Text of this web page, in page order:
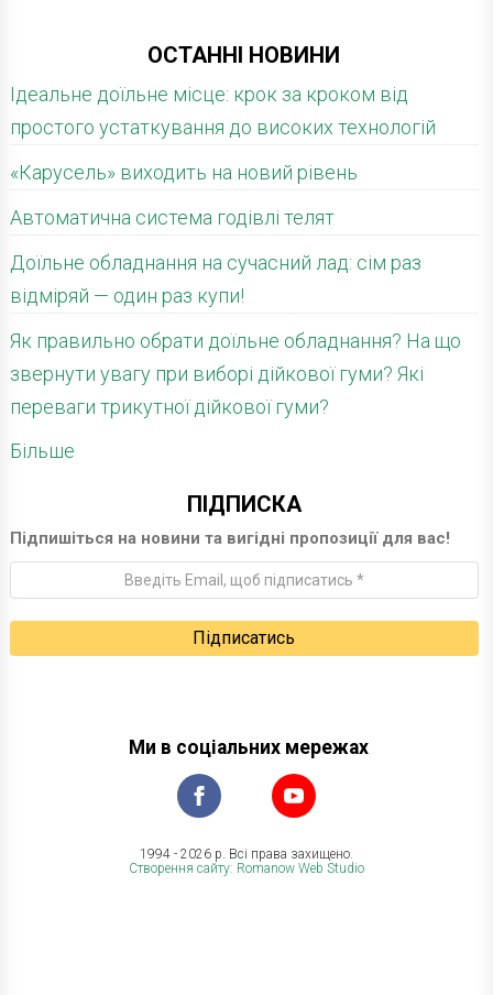
ОСТАННІ НОВИНИ
Ідеальне доїльне місце: крок за кроком від
простого устаткування до високих технологій
«Карусель» виходить на новий рівень
Автоматична система годівлі телят
Доїльне обладнання на сучасний лад: сім раз
відміряй — один раз купи!
Як правильно обрати доїльне обладнання? На що
звернути увагу при виборі дійкової гуми? Які
переваги трикутної дійкової гуми?
Більше
ПІДПИСКА
Підпишіться на новини та вигідні пропозиції для вас!
Ми в соціальних мережах
1994 - 2026 р. Всі права захищено.
Створення сайту: Romanow Web Studio